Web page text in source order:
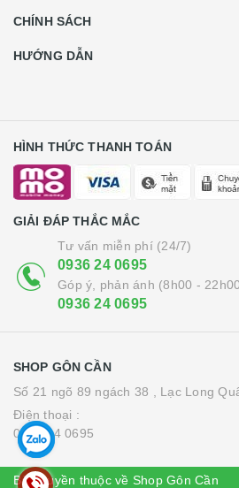
CHÍNH SÁCH
HƯỚNG DẪN
HÌNH THỨC THANH TOÁN
GIẢI ĐÁP THẮC MẮC
Tư vấn miễn phí (24/7)
0936 24 0695
Góp ý, phản ánh (8h00 -
0936 24 0695
SHOP GÔN CẦN
Số 21 ngõ 89 ngách 38 , Lạc Long
Điện thoại :
0936 24 0695
Bản quyền thuộc về Shop Gôn Cần